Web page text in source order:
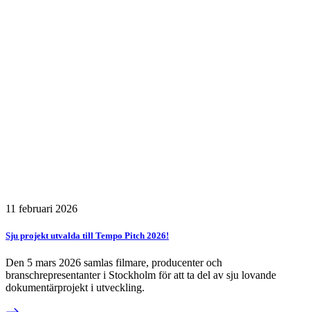
11 februari 2026
Sju projekt utvalda till Tempo Pitch 2026!
Den 5 mars 2026 samlas filmare, producenter och
branschrepresentanter i Stockholm för att ta del av sju lovande
dokumentärprojekt i utveckling.